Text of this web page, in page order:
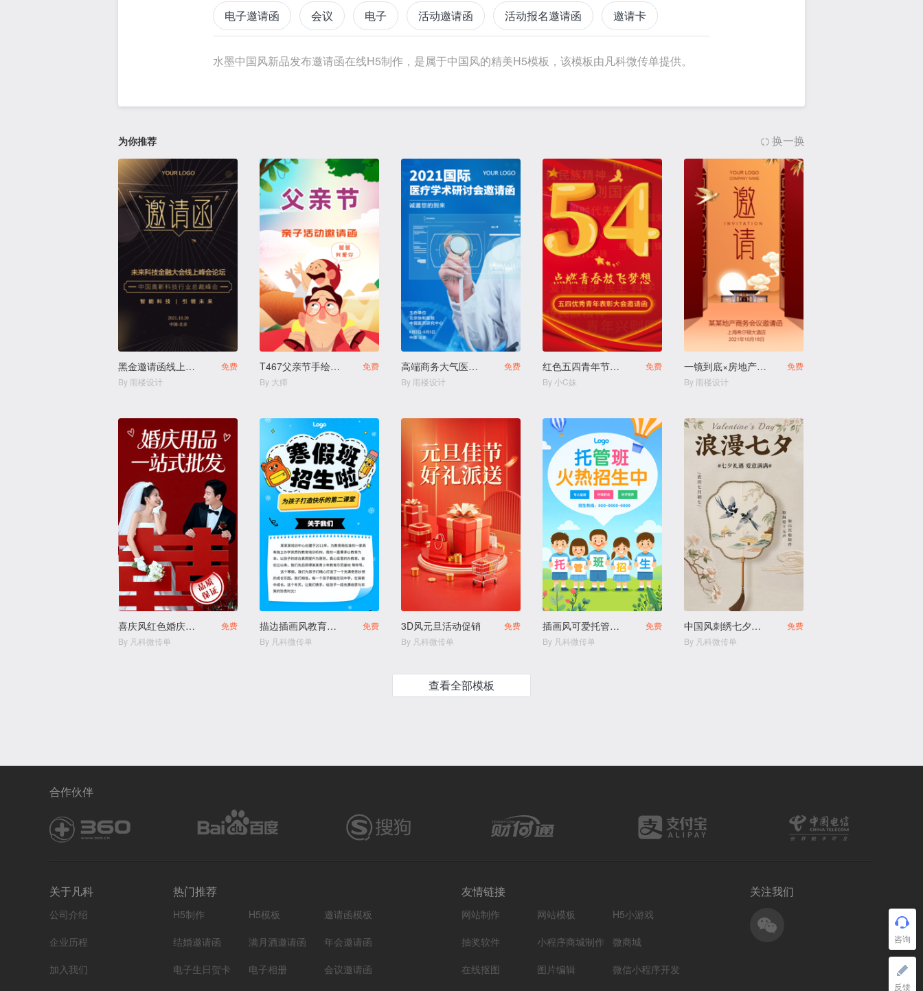
电子邀请函 会议 电子 活动邀请函 活动报名邀请函 邀请卡
水墨中国风新品发布邀请函在线H5制作，是属于中国风的精美H5模板，该模板由凡科微传单提供。
为你推荐 换一换
黑金邀请函线上经销商企业商务峰会论坛招商邀请函
免费
By 雨楼设计
T467父亲节手绘卡通亲子活动邀请函
免费
By 大师
高端商务大气医疗专家论坛讲座答谢会活动邀请函
免费
By 雨楼设计
红色五四青年节科普宣传活动邀请函
免费
By 小C妹
一镜到底×房地产招商宣传会议
免费
By 雨楼设计
喜庆风红色婚庆用品结婚用品店
免费
By 凡科微传单
描边插画风教育培训幼小衔接寒假班拼团生宣传
免费
By 凡科微传单
3D风元旦活动促销
免费
By 凡科微传单
插画风可爱托管中心幼儿园火热招生
免费
By 凡科微传单
中国风刺绣七夕促销宣传
免费
By 凡科微传单
查看全部模板
合作伙伴
关于凡科
公司介绍
企业历程
加入我们
热门推荐
H5制作 H5模板
邀请函模板
结婚邀请函
满月酒邀请函
年会邀请函
电子生日贺卡
电子相册 会议邀请函
友情链接
网站制作 网站模板
H5小游戏
抽奖软件
小程序商城制作
微商城
在线抠图
图片编辑
微信小程序开发
关注我们